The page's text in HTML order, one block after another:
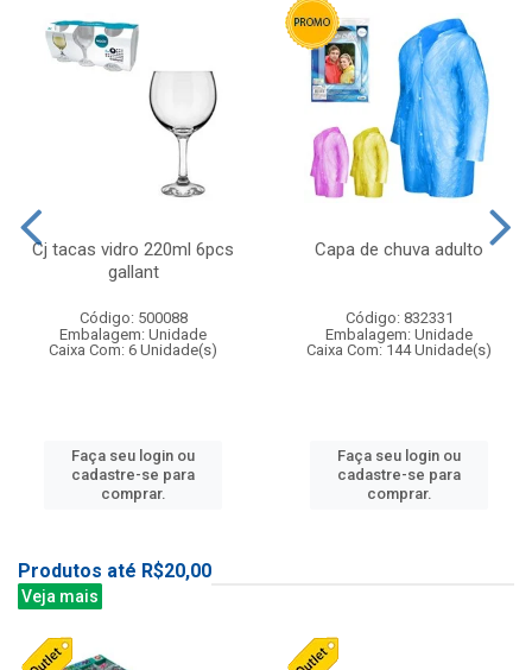
Cj tacas vidro 220ml 6pcs
gallant
Código: 500088
Embalagem: Unidade
Caixa Com: 6 Unidade(s)
Faça seu login ou
cadastre-se para
comprar.
Capa de chuva adulto
Código: 832331
Embalagem: Unidade
Caixa Com: 144 Unidade(s)
Faça seu login ou
cadastre-se para
comprar.
Produtos até R$20,00
Veja mais